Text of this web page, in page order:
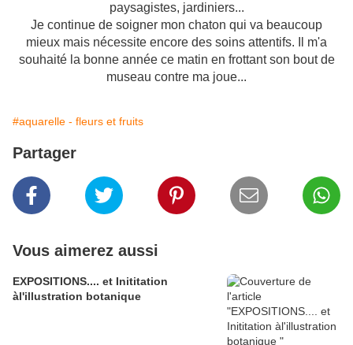
paysagistes, jardiniers...
Je continue de soigner mon chaton qui va beaucoup
mieux mais nécessite encore des soins attentifs. Il m'a
souhaité la bonne année ce matin en frottant son bout de
museau contre ma joue...
#aquarelle - fleurs et fruits
Partager
Vous aimerez aussi
EXPOSITIONS.... et Inititation
àl'illustration botanique